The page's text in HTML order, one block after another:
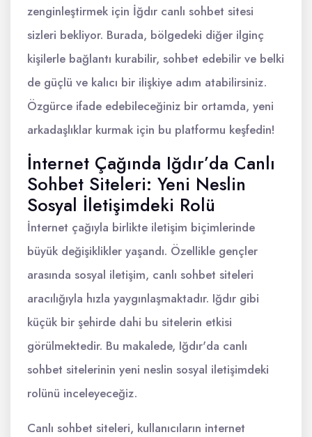
zenginleştirmek için İğdır canlı sohbet sitesi
sizleri bekliyor. Burada, bölgedeki diğer ilginç
kişilerle bağlantı kurabilir, sohbet edebilir ve belki
de güçlü ve kalıcı bir ilişkiye adım atabilirsiniz.
Özgürce ifade edebileceğiniz bir ortamda, yeni
arkadaşlıklar kurmak için bu platformu keşfedin!
İnternet Çağında Iğdır’da Canlı
Sohbet Siteleri: Yeni Neslin
Sosyal İletişimdeki Rolü
İnternet çağıyla birlikte iletişim biçimlerinde
büyük değişiklikler yaşandı. Özellikle gençler
arasında sosyal iletişim, canlı sohbet siteleri
aracılığıyla hızla yaygınlaşmaktadır. Iğdır gibi
küçük bir şehirde dahi bu sitelerin etkisi
görülmektedir. Bu makalede, Iğdır'da canlı
sohbet sitelerinin yeni neslin sosyal iletişimdeki
rolünü inceleyeceğiz.
Canlı sohbet siteleri, kullanıcıların internet